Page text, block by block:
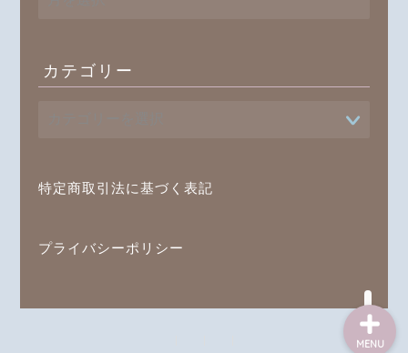
ブ
カテゴリー
特定商取引法に基づく表記
プライバシーポリシー
MENU
プロフィール
オンラインレッスン